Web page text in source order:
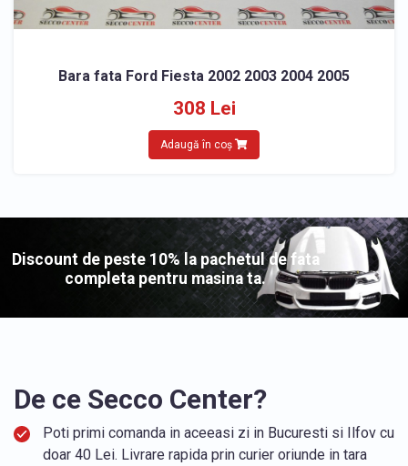
Bara fata Ford Fiesta 2002 2003 2004 2005
308 Lei
Adaugă în coș
Discount de peste 10% la pachetul de fata
completa pentru masina ta.
De ce Secco Center?
Poti primi comanda in aceeasi zi in Bucuresti si Ilfov cu
doar 40 Lei. Livrare rapida prin curier oriunde in tara